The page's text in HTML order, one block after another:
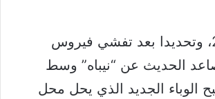
ومنذ عام 2021، وتحديدا بعد تفشي فيروس
19″، تصاعد الحديث عن “نيباه” وسط
الوباء الجديد الذي يحل محل